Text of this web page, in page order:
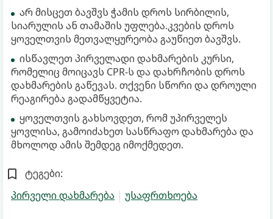
არ მისცეთ ბავშვს ჭამის დროს სირბილის,
სიარულის ან თამაშის უფლება.კვების დროს
ყოველთვის მეთვალყურეობა გაუწიეთ ბავშვს.
ისწავლეთ პირველადი დახმარების კურსი,
რომელიც მოიცავს CPR-ს და დახრჩობის დროს
დახმარების გაწევას. თქვენი სწორი და დროული
რეაგირება გადამწყვეტია.
ყოველთვის გახსოვდეთ, რომ უპირველეს
ყოვლისა, გამოიძახეთ სასწრაფო დახმარება და
მხოლოდ ამის შემდეგ იმოქმედეთ.
ტეგები:
პირველი დახმარება
უსაფრთხოება